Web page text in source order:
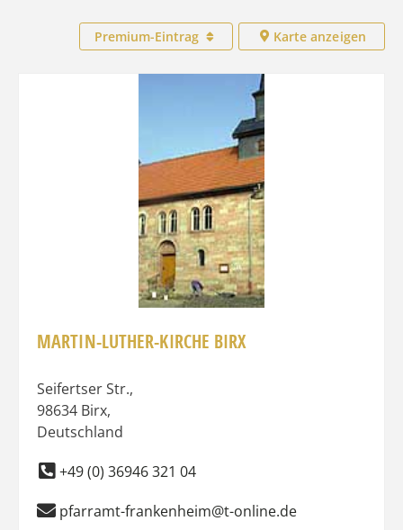
Premium-Eintrag Karte anzeigen
MARTIN-LUTHER-KIRCHE BIRX
Seifertser Str.,
98634 Birx,
Deutschland
+49 (0) 36946 321 04
pfarramt-frankenheim@t-online.de